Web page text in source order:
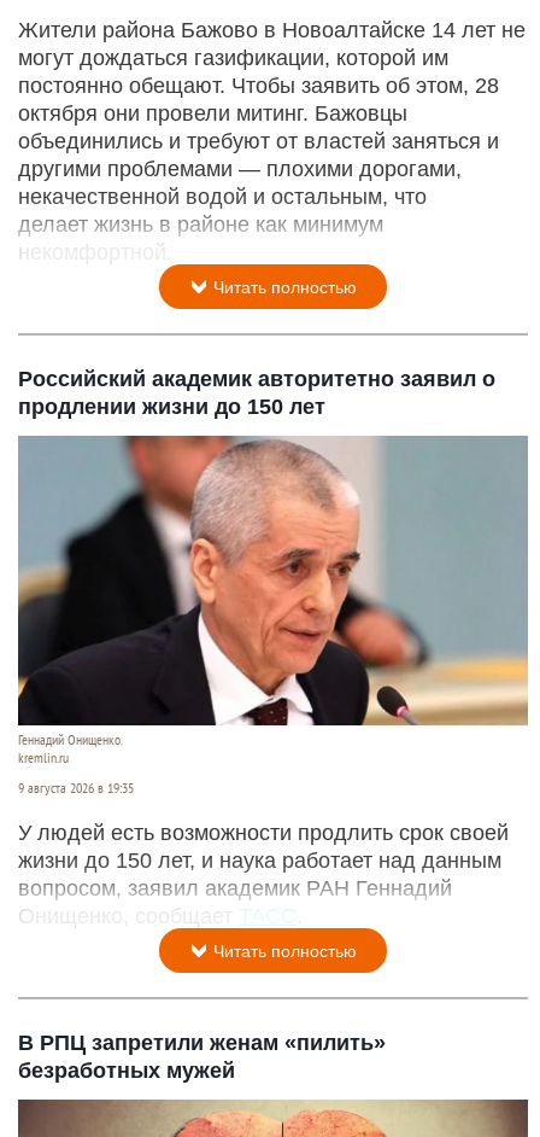
Жители района Бажово в Новоалтайске 14 лет не
могут дождаться газификации, которой им
постоянно обещают. Чтобы заявить об этом, 28
октября они провели митинг. Бажовцы
объединились и требуют от властей заняться и
другими проблемами — плохими дорогами,
некачественной водой и остальным, что
делает жизнь в районе как минимум
некомфортной.
Читать полностью
Российский академик авторитетно заявил о
продлении жизни до 150 лет
Геннадий Онищенко.
kremlin.ru
9 августа 2026 в 19:35
У людей есть возможности продлить срок своей
жизни до 150 лет, и наука работает над данным
вопросом, заявил академик РАН Геннадий
Онищенко, сообщает ТАСС
Читать полностью
В РПЦ запретили женам «пилить»
безработных мужей